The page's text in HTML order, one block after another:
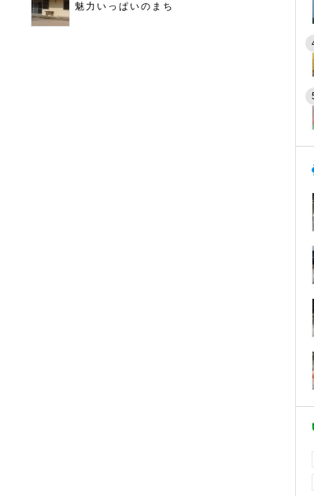
魅力いっぱいのまち